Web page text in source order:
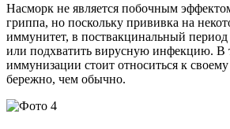
Насморк не является побочным
гриппа, но поскольку прививка на
иммунитет, в поствакцинальный период
или подхватить вирусную инфекцию. В
иммунизации стоит относиться к
бережно, чем обычно.